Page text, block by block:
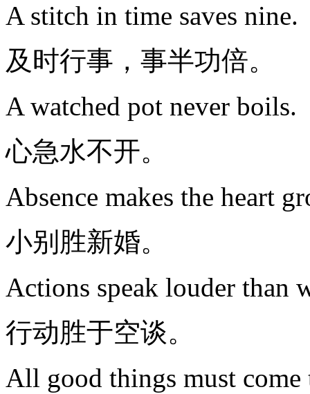
A stitch in time saves nine.
及时行事，事半功倍。
A watched pot never boils.
心急水不开。
Absence makes the heart
小别胜新婚。
Actions speak louder than
行动胜于空谈。
All good things must come